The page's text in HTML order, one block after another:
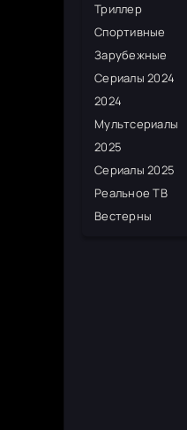
Триллер
Спортивные
Зарубежные
Сериалы 2024
2024
Мультсериалы
2025
Сериалы 2025
Реальное ТВ
Вестерны